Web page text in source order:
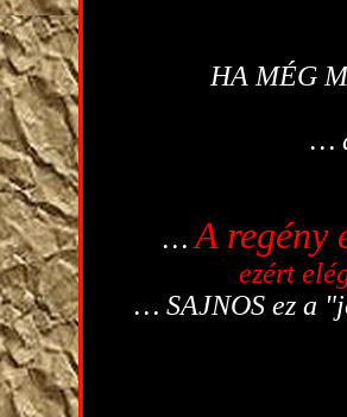
HA MÉG
…
… A regény
ezért
… SAJNOS ez a